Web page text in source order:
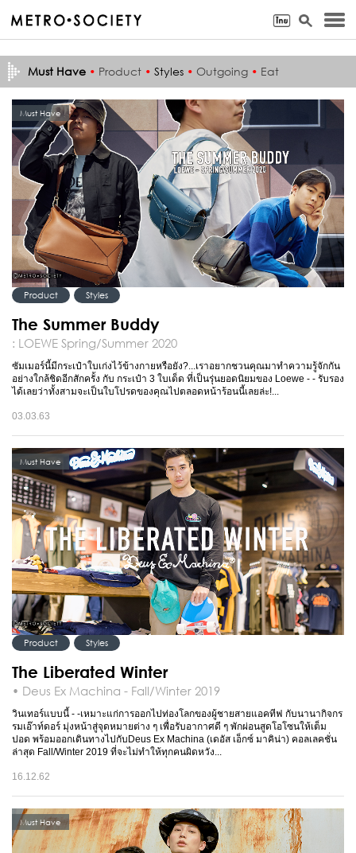
Must Have • Product • Styles • Outgoing • Eat
Must Have
Product Styles
The Summer Buddy
: LOEWE Spring/Summer 2020
ซัมเมอร์นี้มีกระเป๋าใบเก่งไว้ข้างกายหรือยัง?...เราอยากชวนคุณมาทำความรู้จักกัน
อย่างใกล้ชิดอีกสักครั้ง กับ กระเป๋า 3 ใบเด็ด ที่เป็นรุ่นยอดนิยมของ Loewe - - รับรอง
ได้เลยว่าทั้งสามจะเป็นใบโปรดของคุณไปตลอดหน้าร้อนนี้เลยล่ะ!...
03.03.63
Must Have
Product Styles
The Liberated Winter
• Deus Ex Machina - Fall/Winter 2019
วินเทอร์แบบนี้ - -เหมาะแก่การออกไปท่องโลกของผู้ชายสายแอคทีฟ กับนานากิจกร
รมเอ๊าท์ดอร์ มุ่งหน้าสู่จุดหมายต่าง ๆ เพื่อรับอากาศดี ๆ พักผ่อนสูดโอโซนให้เต็ม
ปอด พร้อมออกเดินทางไปกับDeus Ex Machina (เดอัส เอ็กซ์ มาคิน่า) คอลเลคชั่น
ล่าสุด Fall/Winter 2019 ที่จะไม่ทำให้ทุกคนผิดหวัง...
16.12.62
Must Have